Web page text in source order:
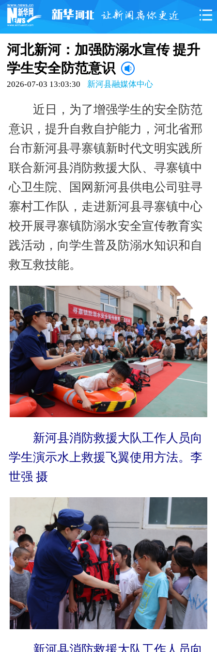
河北新河：加强防溺水宣传 提升
学生安全防范意识
2026-07-03 13:03:30 新河县融媒体中心
近日，为了增强学生的安全防范
意识，提升自救自护能力，河北省邢
台市新河县寻寨镇新时代文明实践所
联合新河县消防救援大队、寻寨镇中
心卫生院、国网新河县供电公司驻寻
寨村工作队，走进新河县寻寨镇中心
校开展寻寨镇防溺水安全宣传教育实
践活动，向学生普及防溺水知识和自
救互救技能。
新河县消防救援大队工作人员向
学生演示水上救援飞翼使用方法。李
世强 摄
新河县消防救援大队工作人员向